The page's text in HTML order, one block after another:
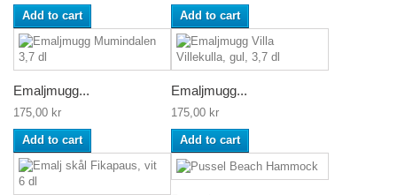
Add to cart Add to cart
Emaljmugg...
175,00 kr
Add to cart
Emaljmugg...
175,00 kr
Add to cart